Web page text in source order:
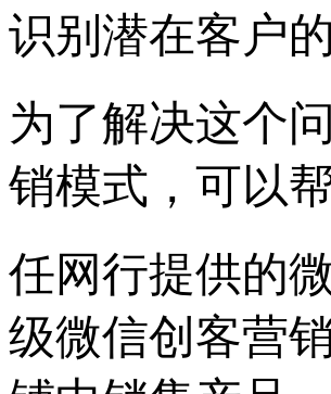
识别潜在客户
为了解决这个
销模式，可以
任网行提供的
级微信创客营